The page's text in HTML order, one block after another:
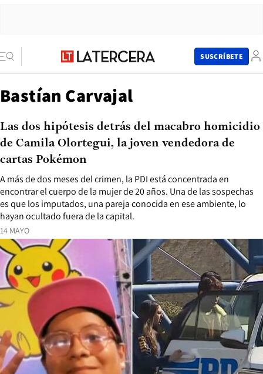
SUSCRÍBETE
Bastían Carvajal
14 MAYO
A más de dos meses del crimen, la PDI está concentrada en
encontrar el cuerpo de la mujer de 20 años. Una de las sospechas
es que los imputados, una pareja conocida en ese ambiente, lo
hayan ocultado fuera de la capital.
Las dos hipótesis detrás del macabro homicidio
de Camila Olortegui, la joven vendedora de
cartas Pokémon